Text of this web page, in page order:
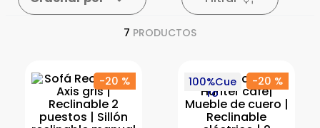
7 PRODUCTOS
-20 %
100%Cue
ro
-20 %